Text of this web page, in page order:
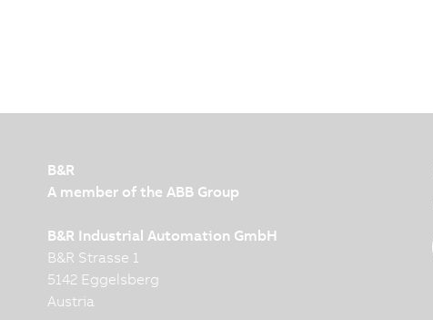
B&R
A member of the ABB Group
B&R Industrial Automation GmbH
B&R Strasse 1
5142 Eggelsberg
Austria